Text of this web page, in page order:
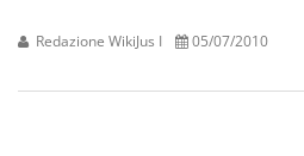
Redazione WikiJus I 05/07/2010